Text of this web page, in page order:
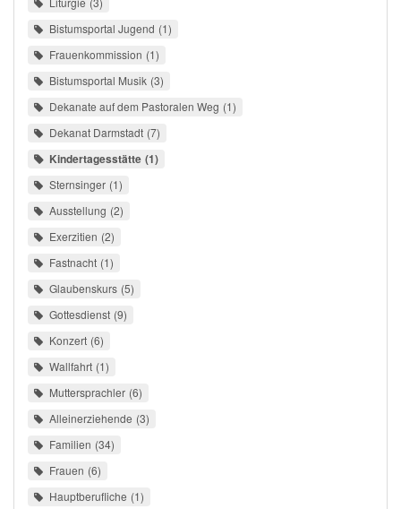
Bistumsportal Jugend 1
Frauenkommission 1
Bistumsportal Musik 3
Dekanate auf dem Pastoralen Weg 1
Dekanat Darmstadt 7
Kindertagesstätte 1
Sternsinger 1
Ausstellung 2
Exerzitien 2
Fastnacht 1
Glaubenskurs 5
Gottesdienst 9
Konzert 6
Wallfahrt 1
Muttersprachler 6
Alleinerziehende 3
Familien 34
Frauen 6
Hauptberufliche 1